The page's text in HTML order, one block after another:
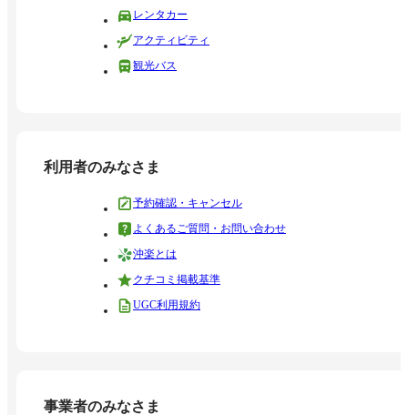
レンタカー
アクティビティ
観光バス
利用者のみなさま
予約確認・キャンセル
よくあるご質問・お問い合わせ
沖楽とは
クチコミ掲載基準
UGC利用規約
事業者のみなさま